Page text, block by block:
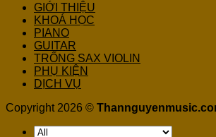
GIỚI THIỆU
KHOÁ HỌC
PIANO
GUITAR
TRỐNG SAX VIOLIN
PHỤ KIỆN
DỊCH VỤ
Copyright 2026 ©